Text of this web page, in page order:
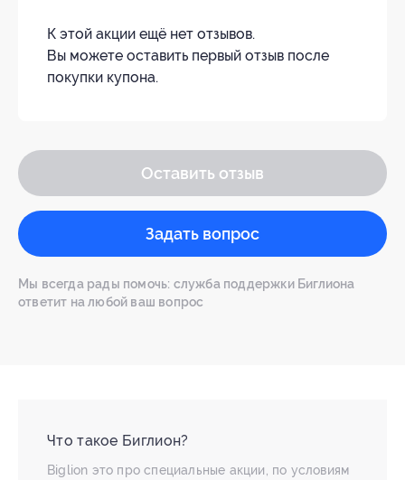
К этой акции ещё нет отзывов.
Вы можете оставить первый отзыв после
покупки купона.
Оставить отзыв
Задать вопрос
Мы всегда рады помочь: служба поддержки Биглиона
ответит на любой ваш вопрос
Что такое Биглион?
Biglion это про специальные акции, по условиям